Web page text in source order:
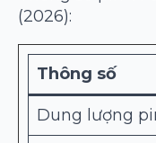
(2026):
Thông số
Dung lượng